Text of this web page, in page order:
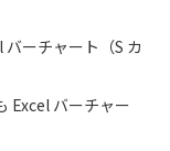
ーチャート（S カ
Excel バーチャー